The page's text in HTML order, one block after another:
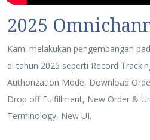
2025
Kami melakukan pengembangan
di tahun 2025 seperti Record
Authorization Mode, Download
Drop off Fulfillment, New Order &
Terminology, New UI.